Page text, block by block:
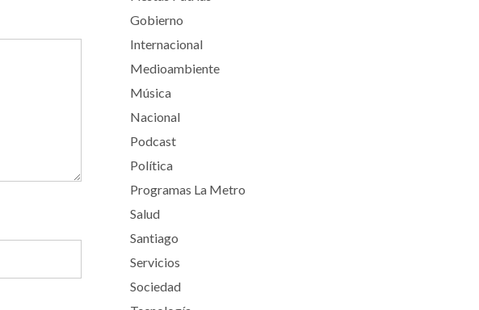
Gobierno
Internacional
Medioambiente
Música
Nacional
Podcast
Política
Programas La Metro
Salud
Santiago
Servicios
Sociedad